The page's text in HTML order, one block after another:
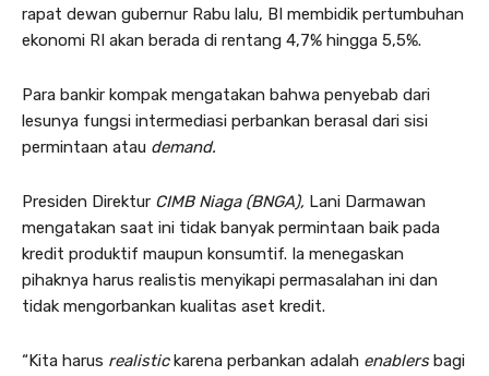
rapat dewan gubernur Rabu lalu, BI membidik pertumbuhan
ekonomi RI akan berada di rentang 4,7% hingga 5,5%.
Para bankir kompak mengatakan bahwa penyebab dari
lesunya fungsi intermediasi perbankan berasal dari sisi
permintaan atau demand.
Presiden Direktur CIMB Niaga (BNGA), Lani Darmawan
mengatakan saat ini tidak banyak permintaan baik pada
kredit produktif maupun konsumtif. Ia menegaskan
pihaknya harus realistis menyikapi permasalahan ini dan
tidak mengorbankan kualitas aset kredit.
“Kita harus realistickarena perbankan adalah enablersbagi